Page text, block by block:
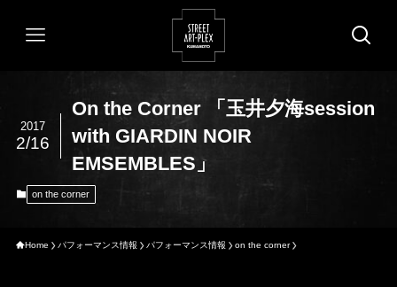
On the Corner 「玉井夕海session
with GIARDIN NOIR
EMSEMBLES」
2017
2/16
on the corner
Home パフォーマンス情報 パフォーマンス情報 on the corner